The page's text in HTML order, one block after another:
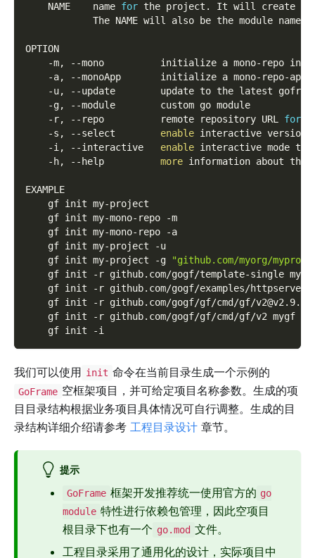
    NAME    name
for the project. It will create a
            The NAME will also be the module name
OPTION
    -m,
--mono
initialize a mono-repo
    -a,
--monoApp
initialize a mono-repo-app
    -u,
--update
update to the latest
    -g,
--module
        custom go module
    -r,
--repo
          remote repository URL
for
    -s,
--select enable interactive version
    -i,
--interactive enable interactive mode to
    -h,
--help more information about
EXAMPLE
    gf init my-project
    gf init my-mono-repo
-m
    gf init my-mono-repo
-a
    gf init my-project
-u
    gf init my-project
-g
"github.com/myorg/
    gf init
-r github.com/gogf/template-single my-
    gf init
-r github.com/gogf/examples/
    gf init
-r github.com/gogf/gf/cmd/gf/v2@v2.9.7
    gf init
-r github.com/gogf/gf/cmd/gf/v2 mygf
    gf init
-i
我们可以使用 init 命令在当前目录生成一个示例的
GoFrame 空框架项目，并可给定项目名称参数。生成的项
目目录结构根据业务项目具体情况可自行调整。生成的目
录结构详细介绍请参考 工程目录设计 章节。
提示
GoFrame 框架开发推荐统一使用官方的 go
module 特性进行依赖包管理，因此空项目
根目录下也有一个 go.mod 文件。
工程目录采用了通用化的设计，实际项目中